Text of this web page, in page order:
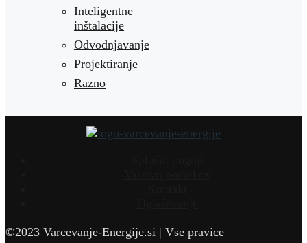
Inteligentne
inštalacije
Odvodnjavanje
Projektiranje
Razno
©2023 Varcevanje-Energije.si | Vse pravice